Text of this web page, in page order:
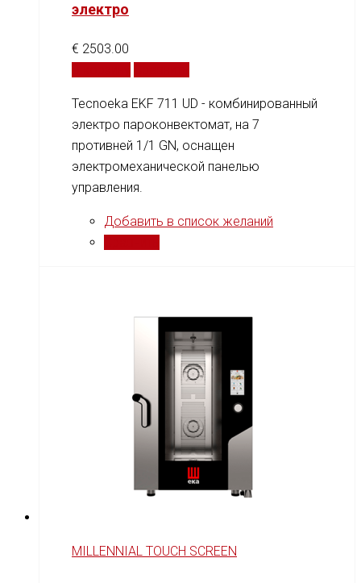
электро
€ 2503.00
Tecnoeka EKF 711 UD - комбинированный
электро пароконвектомат, на 7
противней 1/1 GN, оснащен
электромеханической панелью
управления.
Добавить в список желаний
MILLENNIAL TOUCH SCREEN